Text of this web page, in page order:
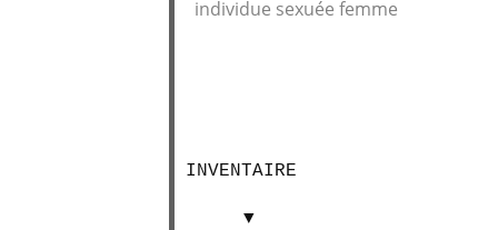
individue sexuée femme
INVENTAIRE
▼